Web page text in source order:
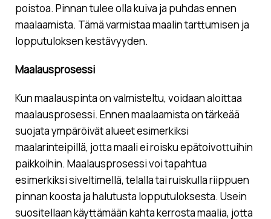
poistoa. Pinnan tulee olla kuiva ja puhdas ennen
maalaamista. Tämä varmistaa maalin tarttumisen ja
lopputuloksen kestävyyden.
Maalausprosessi
Kun maalauspinta on valmisteltu, voidaan aloittaa
maalausprosessi. Ennen maalaamista on tärkeää
suojata ympäröivät alueet esimerkiksi
maalarinteipillä, jotta maali ei roisku epätoivottuihin
paikkoihin. Maalausprosessi voi tapahtua
esimerkiksi siveltimellä, telalla tai ruiskulla riippuen
pinnan koosta ja halutusta lopputuloksesta. Usein
suositellaan käyttämään kahta kerrosta maalia, jotta